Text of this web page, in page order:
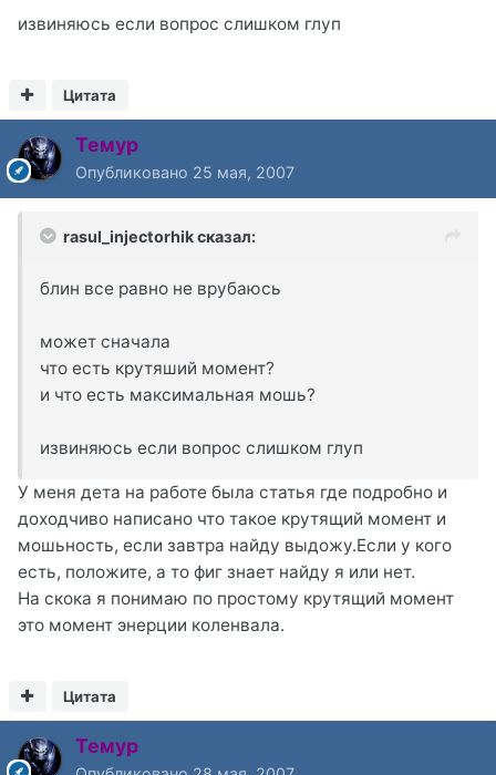
извиняюсь если вопрос слишком глуп
Цитата
Темур
Опубликовано 25 мая, 2007
rasul_injectorhik сказал:
блин все равно не врубаюсь
может сначала
что есть крутяший момент?
и что есть максимальная мошь?
извиняюсь если вопрос слишком глуп
У меня дета на работе была статья где подробно и
доходчиво написано что такое крутящий момент и
мошьность, если завтра найду выдожу.Если у кого
есть, положите, а то фиг знает найду я или нет.
На скока я понимаю по простому крутящий момент
это момент энерции коленвала.
Цитата
Темур